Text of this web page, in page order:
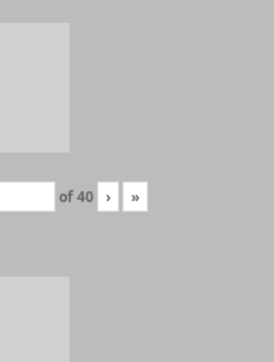
of40 › »